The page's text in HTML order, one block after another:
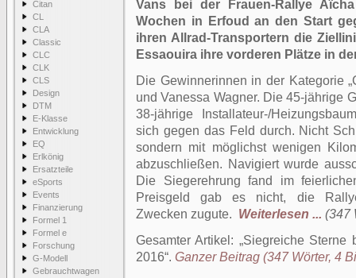
Citan
CL
CLA
Classic
CLC
CLK
CLS
Design
DTM
E-Klasse
Entwicklung
EQ
Erlkönig
Ersatzteile
eSports
Events
Finanzierung
Formel 1
Formel e
Forschung
G-Modell
Gebrauchtwagen
Vans bei der Frauen-Rallye
Wochen in Erfoud an den Start
ihren Allrad-Transportern die
Essaouira ihre vorderen Plätze in
Die Gewinnerinnen in der Kategorie
und Vanessa Wagner. Die 45-jährige
38-jährige Installateur-/
sich gegen das Feld durch. Nicht
sondern mit möglichst wenigen
abzuschließen. Navigiert wurde
Die Siegerehrung fand im
Preisgeld gab es nicht, die
Zwecken zugute. Weiterlesen ... (347
Gesamter Artikel:
Siegreiche Sterne
2016 . Ganzer Beitrag (347 Wörter, 4